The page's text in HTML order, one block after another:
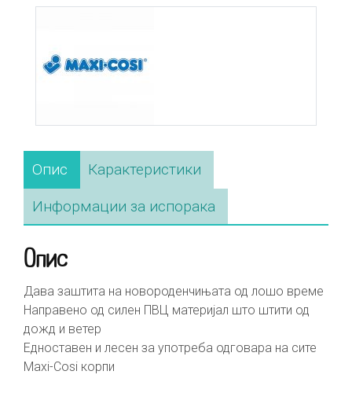
Опис Карактеристики
Информации за испорака
Опис
Дава заштита на новороденчињата од лошо време
Направено од силен ПВЦ материјал што штити од
дожд и ветер
Едноставен и лесен за употреба одговара на сите
Maxi-Cosi корпи